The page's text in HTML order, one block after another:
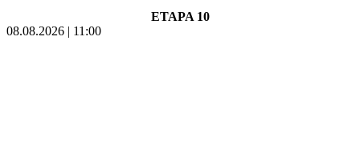
ETAPA 10
08.08.2026 | 11:00